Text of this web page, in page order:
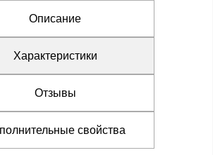
Описание
Характеристики
Отзывы
свойства